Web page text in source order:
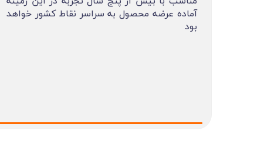
آماده عرضه محصول به سراسر نقاط کشور خواهد
بود